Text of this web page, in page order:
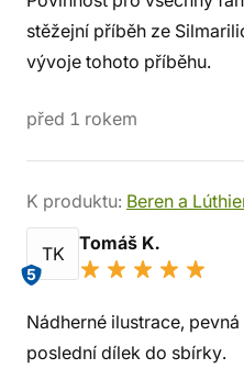
stěžejní příběh ze
vývoje tohoto příběhu.
před 1 rokem
K produktu: Beren a
TK
5
Tomáš K.
Nádherné ilustrace,
poslední dílek do sbírky.